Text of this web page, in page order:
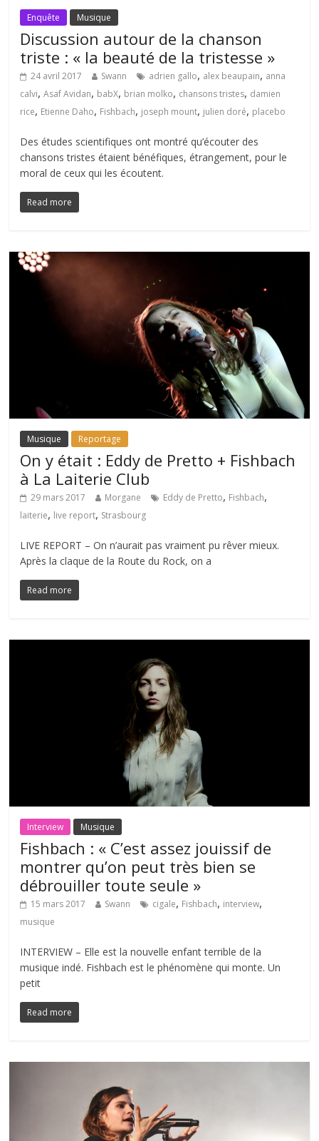
Enquête Musique
Discussion autour de la chanson
triste : « la beauté de la tristesse »
24 avril 2017 Swann adrien gallo, alex beaupain, anna
calvi,Asaf Avidan, babX, brian molko, chansons tristes, damien
rice, Etienne Daho, Fishbach, joseph mount, julien doré, placebo
Des études scientifiques ont montré qu’écouter des
chansons tristes étaient bénéfiques, étrangement, pour le
moral de ceux qui les écoutent.
Read more
Musique Reportage
On y était : Eddy de Pretto + Fishbach
à La Laiterie Club
29 mars 2017 Morgane Eddy de Pretto, Fishbach,
laiterie, live report, Strasbourg
LIVE REPORT – On n’aurait pas vraiment pu rêver mieux.
Après la claque de la Route du Rock, on a
Read more
Interview Musique
Fishbach : « C’est assez jouissif de
montrer qu’on peut très bien se
débrouiller toute seule »
15 mars 2017 Swann cigale, Fishbach, interview,
musique
INTERVIEW – Elle est la nouvelle enfant terrible de la
musique indé. Fishbach est le phénomène qui monte. Un
petit
Read more